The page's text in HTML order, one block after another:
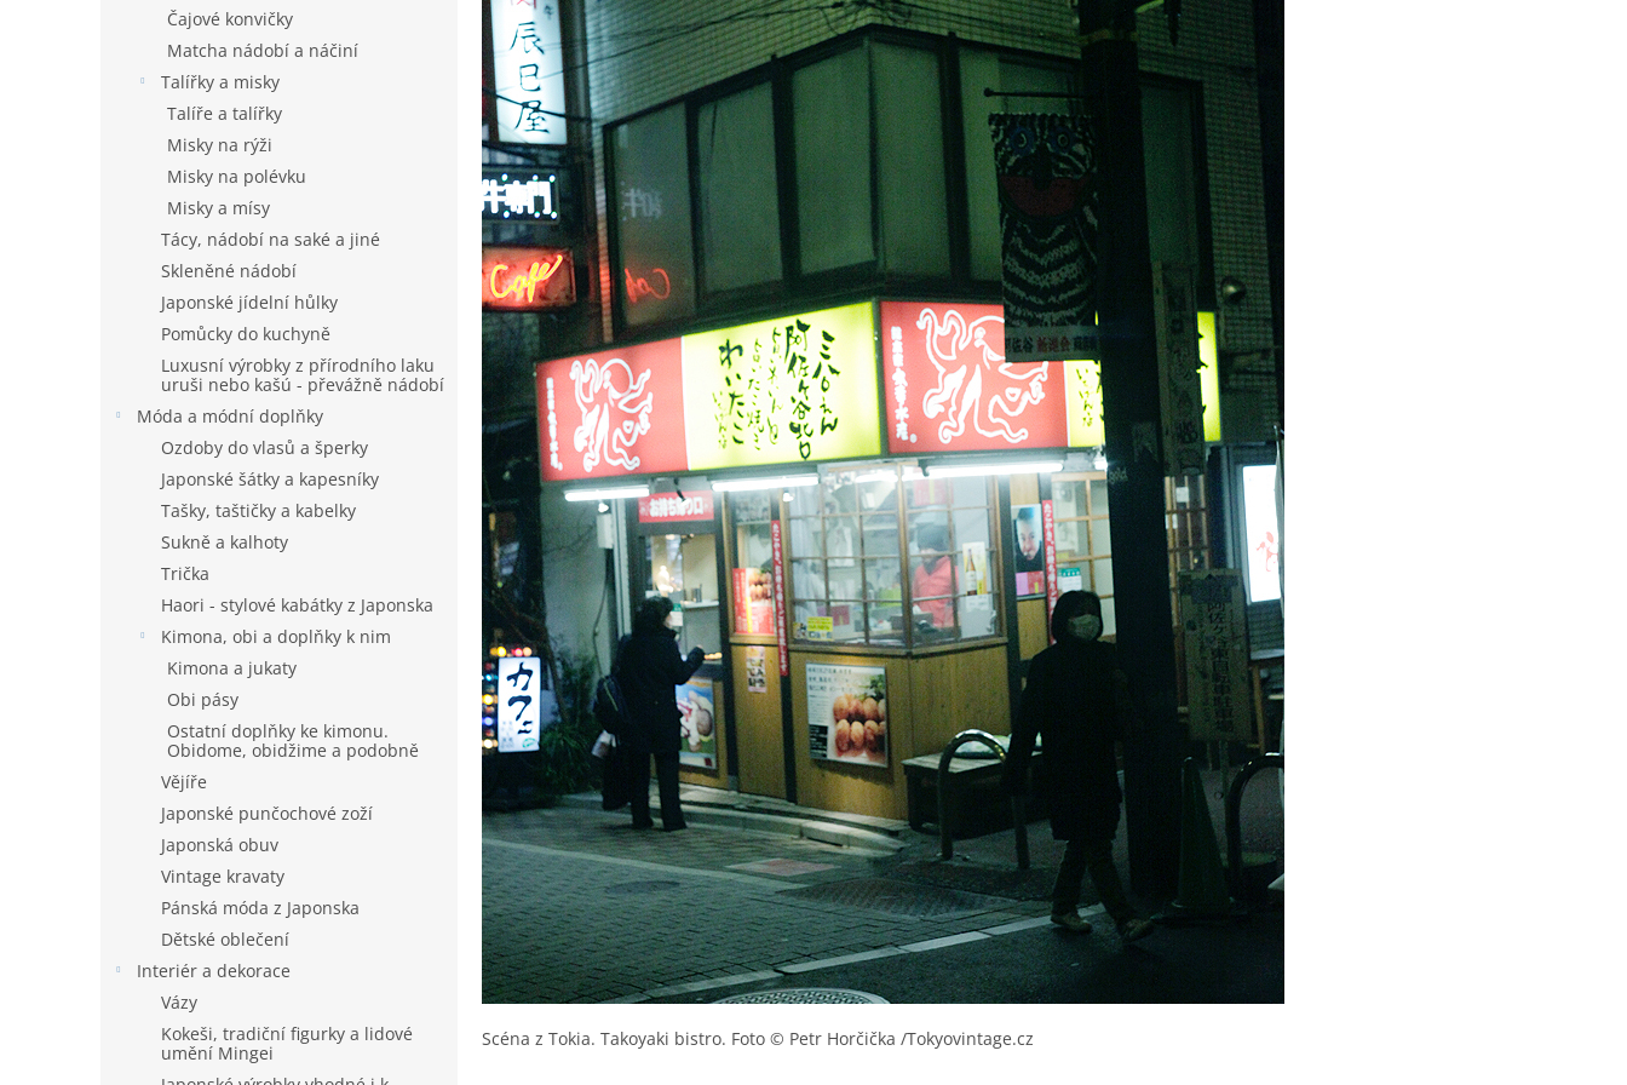
Čajové konvičky
Matcha nádobí a náčiní
Talířky a misky
Talíře a talířky
Misky na rýži
Misky na polévku
Misky a mísy
Tácy, nádobí na saké a jiné
Skleněné nádobí
Japonské jídelní hůlky
Pomůcky do kuchyně
Luxusní výrobky z přírodního laku
uruši nebo kašú - převážně nádobí
Móda a módní doplňky
Ozdoby do vlasů a šperky
Japonské šátky a kapesníky
Tašky, taštičky a kabelky
Sukně a kalhoty
Trička
Haori - stylové kabátky z Japonska
Kimona, obi a doplňky k nim
Kimona a jukaty
Obi pásy
Ostatní doplňky ke kimonu.
Obidome, obidžime a podobně
Vějíře
Japonské punčochové zoží
Japonská obuv
Vintage kravaty
Pánská móda z Japonska
Dětské oblečení
Interiér a dekorace
Vázy
Kokeši, tradiční figurky a lidové
umění Mingei
Scéna z Tokia. Takoyaki bistro. Foto © Petr Horčička /Tokyovintage.cz